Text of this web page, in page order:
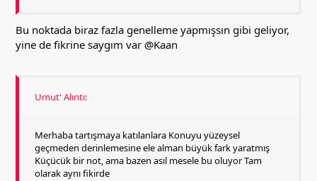
Bu noktada biraz fazla genelleme yapmışsın gibi geliyor,
yine de fikrine saygım var @Kaan
Umut' Alıntı:
Merhaba tartışmaya katılanlara Konuyu yüzeysel
geçmeden derinlemesine ele alman büyük fark yaratmış
Küçücük bir not, ama bazen asıl mesele bu oluyor Tam
olarak aynı fikirde